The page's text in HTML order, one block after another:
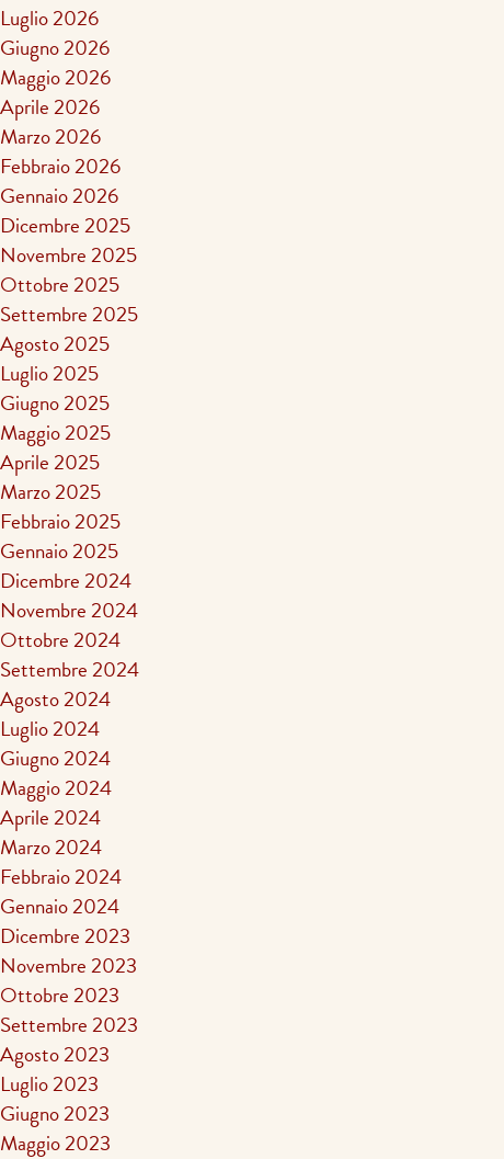
Luglio 2026
Giugno 2026
Maggio 2026
Aprile 2026
Marzo 2026
Febbraio 2026
Gennaio 2026
Dicembre 2025
Novembre 2025
Ottobre 2025
Settembre 2025
Agosto 2025
Luglio 2025
Giugno 2025
Maggio 2025
Aprile 2025
Marzo 2025
Febbraio 2025
Gennaio 2025
Dicembre 2024
Novembre 2024
Ottobre 2024
Settembre 2024
Agosto 2024
Luglio 2024
Giugno 2024
Maggio 2024
Aprile 2024
Marzo 2024
Febbraio 2024
Gennaio 2024
Dicembre 2023
Novembre 2023
Ottobre 2023
Settembre 2023
Agosto 2023
Luglio 2023
Giugno 2023
Maggio 2023